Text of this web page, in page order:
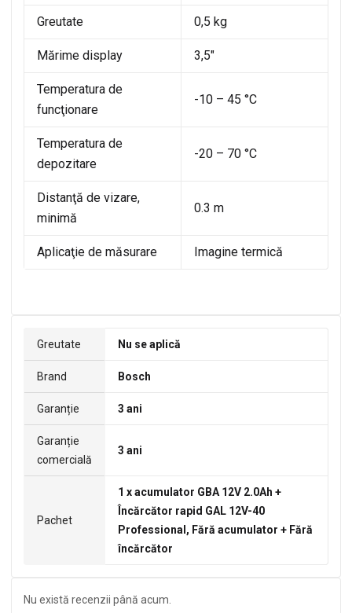
Greutate 0,5 kg
Mărime display 3,5″
Temperatura de
funcţionare
-10 – 45 °C
Temperatura de
depozitare
-20 – 70 °C
Distanţă de vizare,
minimă
0.3 m
Aplicaţie de măsurare Imagine termică
Greutate Nu se aplică
Brand Bosch
Garanție 3 ani
Garanție
comercială
3 ani
Pachet
1 x acumulator GBA 12V 2.0Ah +
Încărcător rapid GAL 12V-40
Professional, Fără acumulator + Fără
încărcător
Nu există recenzii până acum.